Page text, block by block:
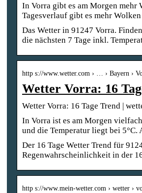
In Vorra gibt es am Morgen mehr
Tagesverlauf gibt es mehr
Das Wetter in 91247 Vorra.
die nächsten 7 Tage inkl.
http s://www.wetter.com › … › Bayern ›
Wetter Vorra: 16
Wetter Vorra: 16 Tage Trend |
In Vorra ist es am Morgen
und die Temperatur liegt bei
Der 16 Tage Wetter Trend für
Regenwahrscheinlichkeit in der
http s://www.mein-wetter.com › wetter ›